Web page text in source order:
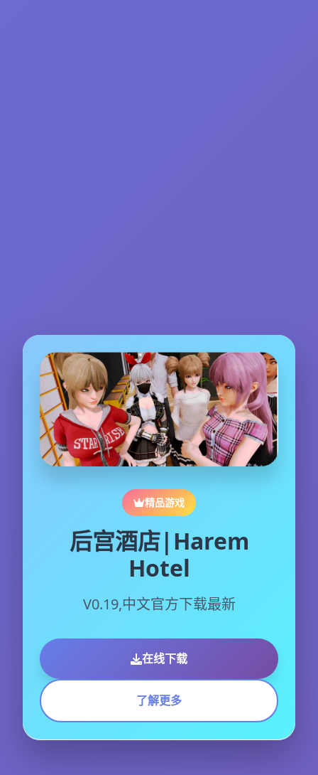
精品游戏
后宫酒店|Harem
Hotel
V0.19,中文官方下载最新
在线下载
了解更多